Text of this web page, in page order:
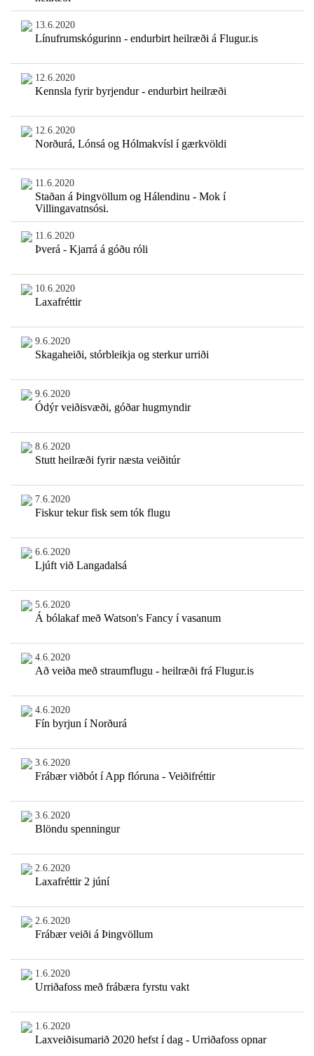
13.6.2020
Línufrumskógurinn - endurbirt heilræði á Flugur.is
12.6.2020
Kennsla fyrir byrjendur - endurbirt heilræði
12.6.2020
Norðurá, Lónsá og Hólmakvísl í gærkvöldi
11.6.2020
Staðan á Þingvöllum og Hálendinu - Mok í
Villingavatnsósi.
11.6.2020
Þverá - Kjarrá á góðu róli
10.6.2020
Laxafréttir
9.6.2020
Skagaheiði, stórbleikja og sterkur urriði
9.6.2020
Ódýr veiðisvæði, góðar hugmyndir
8.6.2020
Stutt heilræði fyrir næsta veiðitúr
7.6.2020
Fiskur tekur fisk sem tók flugu
6.6.2020
Ljúft við Langadalsá
5.6.2020
Á bólakaf með Watson's Fancy í vasanum
4.6.2020
Að veiða með straumflugu - heilræði frá Flugur.is
4.6.2020
Fín byrjun í Norðurá
3.6.2020
Frábær viðbót í App flóruna - Veiðifréttir
3.6.2020
Blöndu spenningur
2.6.2020
Laxafréttir 2 júní
2.6.2020
Frábær veiði á Þingvöllum
1.6.2020
Urriðafoss með frábæra fyrstu vakt
1.6.2020
Laxveiðisumarið 2020 hefst í dag - Urriðafoss opnar